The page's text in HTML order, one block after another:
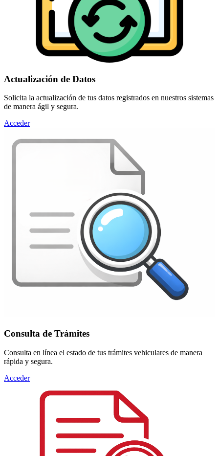
Actualización de Datos
Solicita la actualización de tus datos registrados en nuestros sistemas
de manera ágil y segura.
Acceder
Consulta de Trámites
Consulta en línea el estado de tus trámites vehiculares de manera
rápida y segura.
Acceder